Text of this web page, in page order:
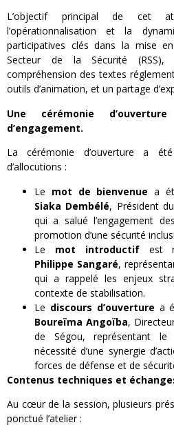
L’objectif principal de cet
l’opérationnalisation et la
participatives clés dans la mise
Secteur de la Sécurité
compréhension des textes
outils d’animation, et un partage
Une cérémonie
d’engagement.
La cérémonie d’ouverture a
d’allocutions :
Le mot de bienvenue a
Siaka Dembélé, Président
qui a salué l’engagement
promotion d’une sécurité
Le mot introductifest
Philippe Sangaré,
qui a rappelé les enjeux
contexte de stabilisation.
Le discours d’ouverture a
Boureïma Angoïba,
de Ségou, représentant le
nécessité d’une synergie
forces de défense et de
Contenus techniques et
Au cœur de la session, plusieurs
ponctué l’atelier :